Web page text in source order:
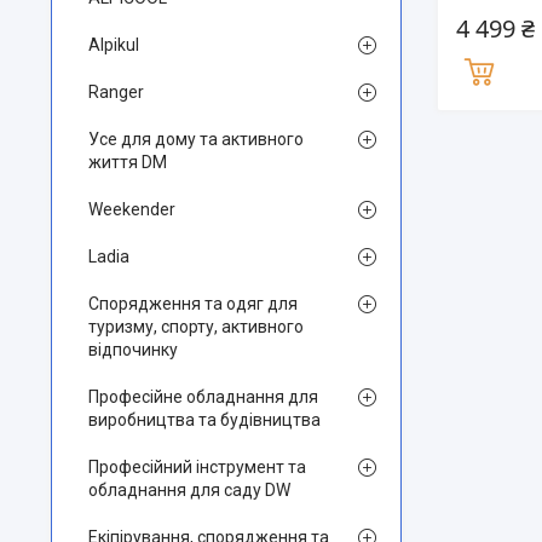
4 499 ₴
Alpikul
Ranger
Усе для дому та активного
життя DM
Weekender
Ladia
Спорядження та одяг для
туризму, спорту, активного
відпочинку
Професійне обладнання для
виробництва та будівництва
Професійний інструмент та
обладнання для саду DW
Екіпірування, спорядження та